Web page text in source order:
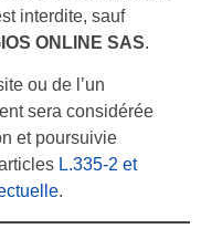
interdite, sauf
ONLINE SAS.
ou de l’un
sera considérée
et poursuivie
L.335-2 et
.